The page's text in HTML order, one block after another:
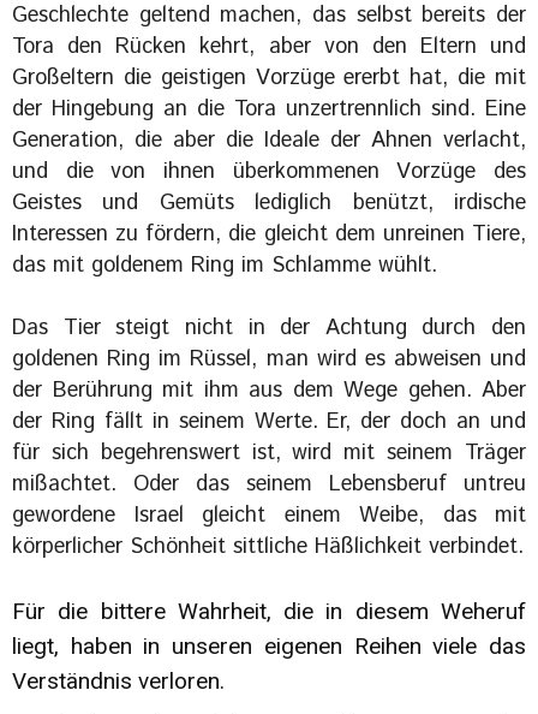
Geschlechte geltend machen, das selbst bereits der
Tora den Rücken kehrt, aber von den Eltern und
Großeltern die geistigen Vorzüge ererbt hat, die mit
der Hingebung an die Tora unzertrennlich sind. Eine
Generation, die aber die Ideale der Ahnen verlacht,
und die von ihnen überkommenen Vorzüge des
Geistes und Gemüts lediglich benützt, irdische
Interessen zu fördern, die gleicht dem unreinen Tiere,
das mit goldenem Ring im Schlamme wühlt.
Das Tier steigt nicht in der Achtung durch den
goldenen Ring im Rüssel, man wird es abweisen und
der Berührung mit ihm aus dem Wege gehen. Aber
der Ring fällt in seinem Werte. Er, der doch an und
für sich begehrenswert ist, wird mit seinem Träger
mißachtet. Oder das seinem Lebensberuf untreu
gewordene Israel gleicht einem Weibe, das mit
körperlicher Schönheit sittliche Häßlichkeit verbindet.
Für die bittere Wahrheit, die in diesem Weheruf
liegt, haben in unseren eigenen Reihen viele das
Verständnis verloren.